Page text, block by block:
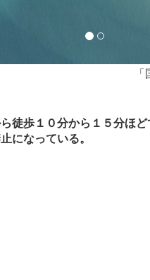
徒歩１０分から１５分ほ
になっている。